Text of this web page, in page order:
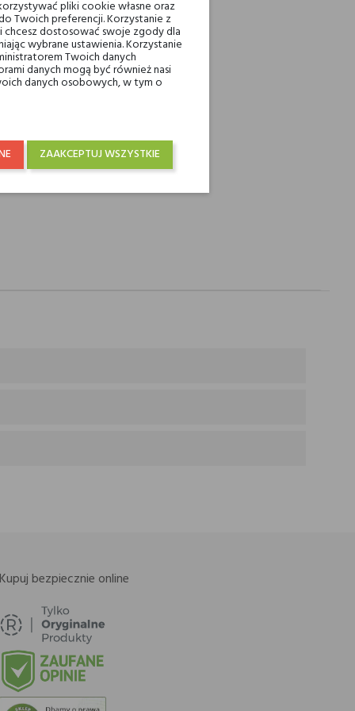
powyżej 200 zł
Kupuj bezpiecznie online
pliki cookie własne oraz
Twoich preferencji. Korzystanie z
dostosować swoje zgody dla
wybrane ustawienia. Korzystanie
Twoich danych
danych mogą być również nasi
danych osobowych, w tym o
ZAAKCEPTUJ WSZYSTKIE